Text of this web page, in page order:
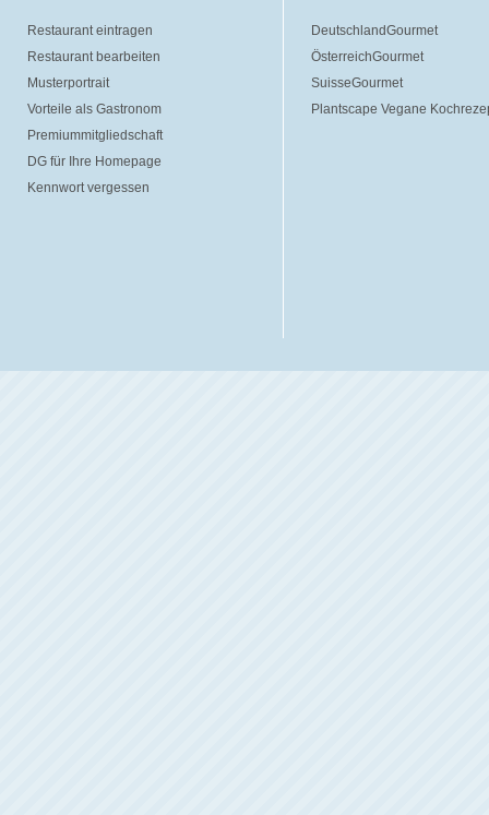
Restaurant eintragen
Restaurant bearbeiten
Musterportrait
Vorteile als Gastronom
Premiummitgliedschaft
DG für Ihre Homepage
Kennwort vergessen
DeutschlandGourmet
ÖsterreichGourmet
SuisseGourmet
Plantscape Vegane